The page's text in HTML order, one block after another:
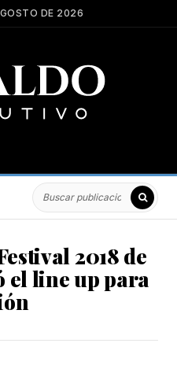
DE 2026
2018 de
el line up para